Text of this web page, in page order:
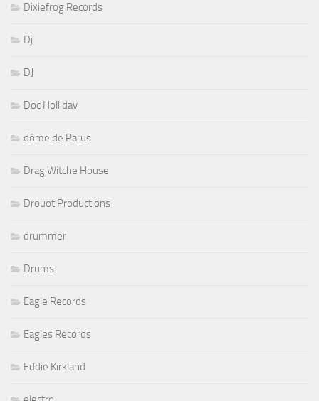
Dixiefrog Records
Dj
DJ
Doc Holliday
dôme de Parus
Drag Witche House
Drouot Productions
drummer
Drums
Eagle Records
Eagles Records
Eddie Kirkland